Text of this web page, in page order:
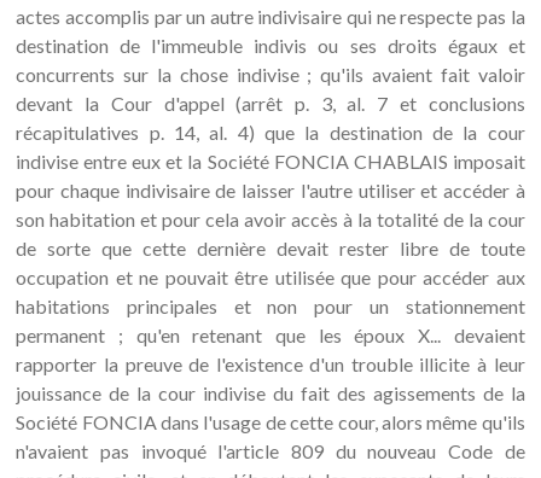
actes accomplis par un autre indivisaire qui ne respecte pas la
destination de l'immeuble indivis ou ses droits égaux et
concurrents sur la chose indivise ; qu'ils avaient fait valoir
devant la Cour d'appel (arrêt p. 3, al. 7 et conclusions
récapitulatives p. 14, al. 4) que la destination de la cour
indivise entre eux et la Société FONCIA CHABLAIS imposait
pour chaque indivisaire de laisser l'autre utiliser et accéder à
son habitation et pour cela avoir accès à la totalité de la cour
de sorte que cette dernière devait rester libre de toute
occupation et ne pouvait être utilisée que pour accéder aux
habitations principales et non pour un stationnement
permanent ; qu'en retenant que les époux X... devaient
rapporter la preuve de l'existence d'un trouble illicite à leur
jouissance de la cour indivise du fait des agissements de la
Société FONCIA dans l'usage de cette cour, alors même qu'ils
n'avaient pas invoqué l'article 809 du nouveau Code de